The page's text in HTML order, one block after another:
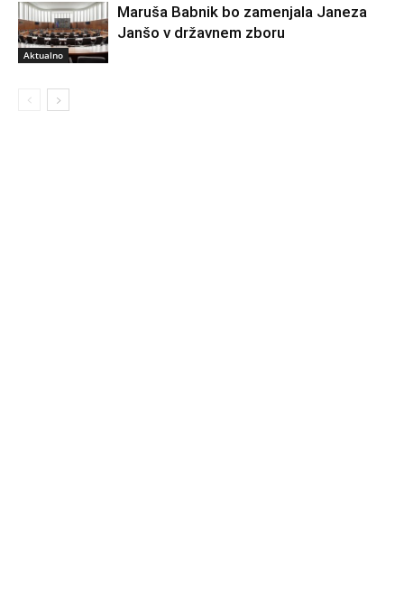
Aktualno
Maruša Babnik bo zamenjala Janeza
Janšo v državnem zboru